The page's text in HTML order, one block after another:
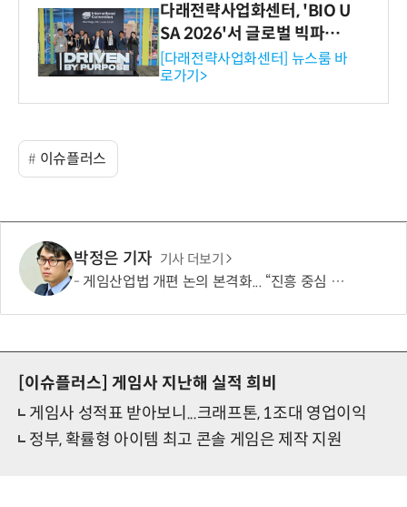
다래전략사업화센터, 'BIO U
SA 2026'서 글로벌 빅파마
와의 비즈니스 미팅 지원…K
-바이오 해외 진출 교두보 확
보
[다래전략사업화센터] 뉴스룸 바
로가기>
이슈플러스
박정은 기자 기사 더보기
게임산업법 개편 논의 본격화... “진흥 중심 전환 속 세부 보완 필요”
[이슈플러스] 게임사 지난해 실적 희비
게임사 성적표 받아보니...크래프톤, 1조대 영업이익
정부, 확률형 아이템 최고 콘솔 게임은 제작 지원